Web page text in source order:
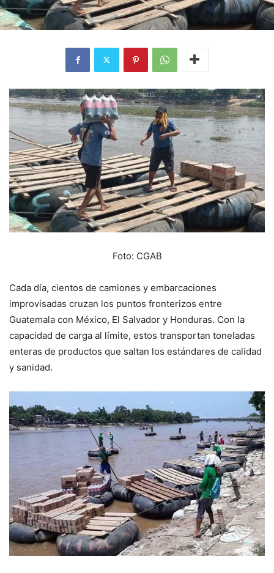
Foto: CGAB
Cada día, cientos de camiones y embarcaciones
improvisadas cruzan los puntos fronterizos entre
Guatemala con México, El Salvador y Honduras. Con la
capacidad de carga al límite, estos transportan toneladas
enteras de productos que saltan los estándares de calidad
y sanidad.